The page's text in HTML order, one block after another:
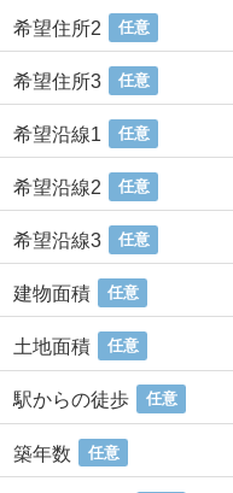
希望住所2 任意
希望住所3 任意
希望沿線1 任意
希望沿線2 任意
希望沿線3 任意
建物面積 任意
土地面積 任意
駅からの徒歩 任意
築年数 任意